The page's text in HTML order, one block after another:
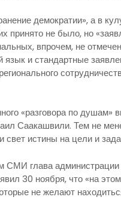
демократии», а в
принято не было, но
впрочем, не
и стандартные
«разговора по душам»
Саакашвили. Тем не
свет истины на цели и
глава администрации
30 ноября, что «на
не желают